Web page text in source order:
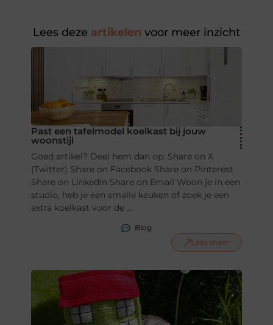
Lees deze artikelen voor meer inzicht
Past een tafelmodel koelkast bij jouw
woonstijl
Goed artikel? Deel hem dan op: Share on X
(Twitter) Share on Facebook Share on Pinterest
Share on LinkedIn Share on Email Woon je in een
studio, heb je een smalle keuken of zoek je een
extra koelkast voor de ...
Blog
Lees meer